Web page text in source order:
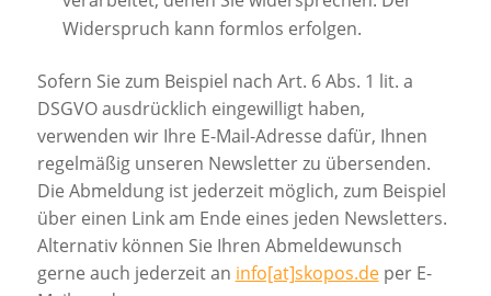
Widerspruch kann formlos erfolgen.
Sofern Sie zum Beispiel nach Art. 6 Abs. 1 lit. a
DSGVO ausdrücklich eingewilligt haben,
verwenden wir Ihre E-Mail-Adresse dafür, Ihnen
regelmäßig unseren Newsletter zu übersenden.
Die Abmeldung ist jederzeit möglich, zum Beispiel
über einen Link am Ende eines jeden Newsletters.
Alternativ können Sie Ihren Abmeldewunsch
gerne auch jederzeit an info[at]skopos.deper E-